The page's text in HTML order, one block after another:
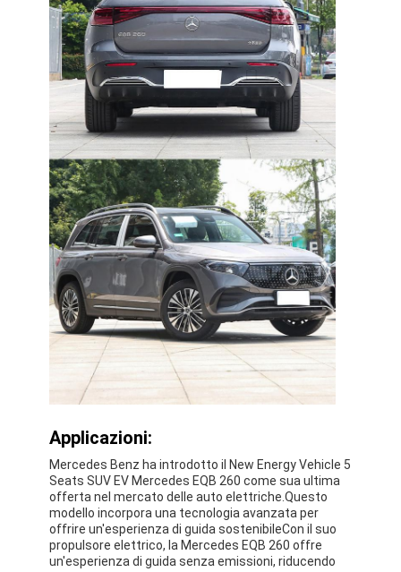
Applicazioni:
Mercedes Benz ha introdotto il New Energy Vehicle 5
Seats SUV EV Mercedes EQB 260 come sua ultima
offerta nel mercato delle auto elettriche.Questo
modello incorpora una tecnologia avanzata per
offrire un'esperienza di guida sostenibileCon il suo
propulsore elettrico, la Mercedes EQB 260 offre
un'esperienza di guida senza emissioni, riducendo